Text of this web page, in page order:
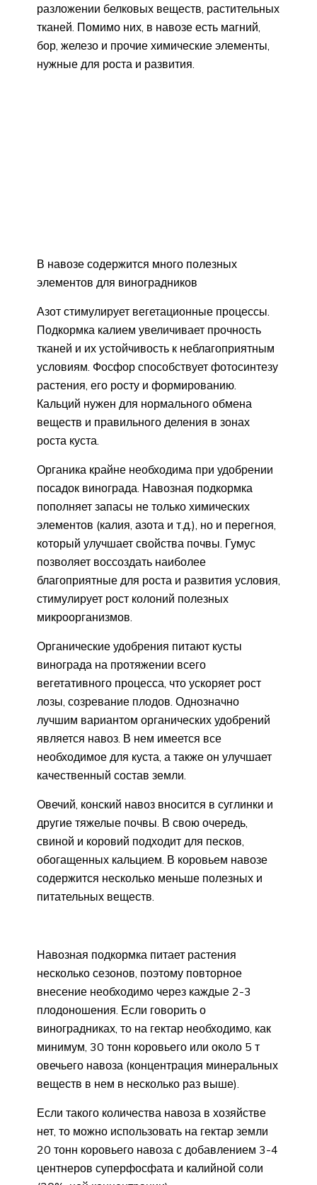
разложении белковых веществ, растительных
тканей. Помимо них, в навозе есть магний,
бор, железо и прочие химические элементы,
нужные для роста и развития.
В навозе содержится много полезных
элементов для виноградников
Азот стимулирует вегетационные процессы.
Подкормка калием увеличивает прочность
тканей и их устойчивость к неблагоприятным
условиям. Фосфор способствует фотосинтезу
растения, его росту и формированию.
Кальций нужен для нормального обмена
веществ и правильного деления в зонах
роста куста.
Органика крайне необходима при удобрении
посадок винограда. Навозная подкормка
пополняет запасы не только химических
элементов (калия, азота и т.д.), но и перегноя,
который улучшает свойства почвы. Гумус
позволяет воссоздать наиболее
благоприятные для роста и развития условия,
стимулирует рост колоний полезных
микроорганизмов.
Органические удобрения питают кусты
винограда на протяжении всего
вегетативного процесса, что ускоряет рост
лозы, созревание плодов. Однозначно
лучшим вариантом органических удобрений
является навоз. В нем имеется все
необходимое для куста, а также он улучшает
качественный состав земли.
Овечий, конский навоз вносится в суглинки и
другие тяжелые почвы. В свою очередь,
свиной и коровий подходит для песков,
обогащенных кальцием. В коровьем навозе
содержится несколько меньше полезных и
питательных веществ.
Навозная подкормка питает растения
несколько сезонов, поэтому повторное
внесение необходимо через каждые 2-3
плодоношения. Если говорить о
виноградниках, то на гектар необходимо, как
минимум, 30 тонн коровьего или около 5 т
овечьего навоза (концентрация минеральных
веществ в нем в несколько раз выше).
Если такого количества навоза в хозяйстве
нет, то можно использовать на гектар земли
20 тонн коровьего навоза с добавлением 3-4
центнеров суперфосфата и калийной соли